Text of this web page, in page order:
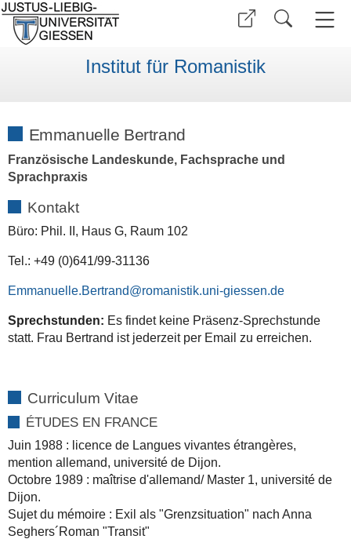
Institut für Romanistik
Emmanuelle Bertrand
Französische Landeskunde, Fachsprache und
Sprachpraxis
Kontakt
Büro: Phil. II, Haus G, Raum 102
Tel.: +49 (0)641/99-31136
Emmanuelle.Bertrand
Sprechstunden: Es findet keine Präsenz-Sprechstunde
statt. Frau Bertrand ist jederzeit per Email zu erreichen.
Curriculum Vitae
ÉTUDES EN FRANCE
Juin 1988 : licence de Langues vivantes étrangères,
mention allemand, université de Dijon.
Octobre 1989 : maîtrise d'allemand/ Master 1, université de
Dijon.
Sujet du mémoire : Exil als "Grenzsituation" nach Anna
Seghers´Roman "Transit"